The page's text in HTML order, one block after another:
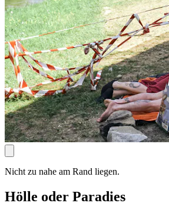
Nicht zu nahe am Rand liegen.
Hölle oder Paradies